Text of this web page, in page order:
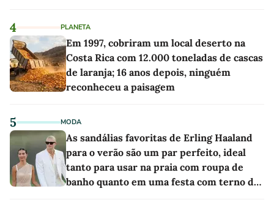
4 PLANETA
Em 1997, cobriram um local deserto na
Costa Rica com 12.000 toneladas de cascas
de laranja; 16 anos depois, ninguém
reconheceu a paisagem
5 MODA
As sandálias favoritas de Erling Haaland
para o verão são um par perfeito, ideal
tanto para usar na praia com roupa de
banho quanto em uma festa com terno de